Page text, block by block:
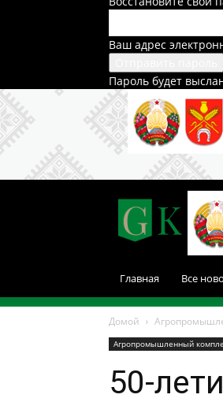
Ваш адрес
Пароль будет
Главная Все
Домой
Агропромышленный
50-